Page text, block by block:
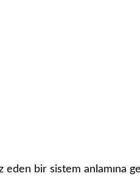
eden bir sistem